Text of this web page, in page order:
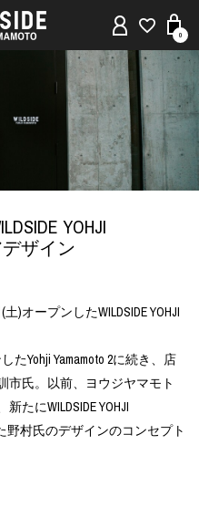
0
YOHJI
デザイン
)オープンしたWILDSIDE YOHJI
Yohji Yamamoto 2に続き、店
市氏。以前、ヨウジヤマモト
たにWILDSIDE YOHJI
野村氏のデザインのコンセプト